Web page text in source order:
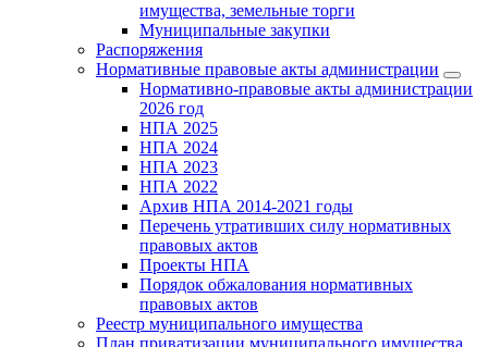
имущества, земельные торги
Муниципальные закупки
Распоряжения
Нормативные правовые акты администрации
Нормативно-правовые акты администрации
2026 год
НПА 2025
НПА 2024
НПА 2023
НПА 2022
Архив НПА 2014-2021 годы
Перечень утративших силу нормативных
правовых актов
Проекты НПА
Порядок обжалования нормативных
правовых актов
Реестр муниципального имущества